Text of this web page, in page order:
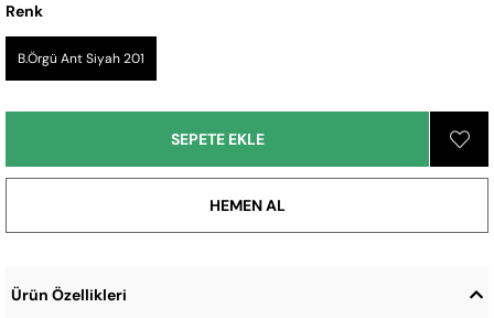
Renk
B.Örgü Ant Siyah 201
Ürün Özellikleri